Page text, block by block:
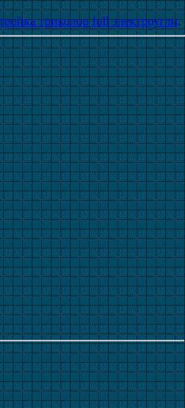
триколор full электроугли.